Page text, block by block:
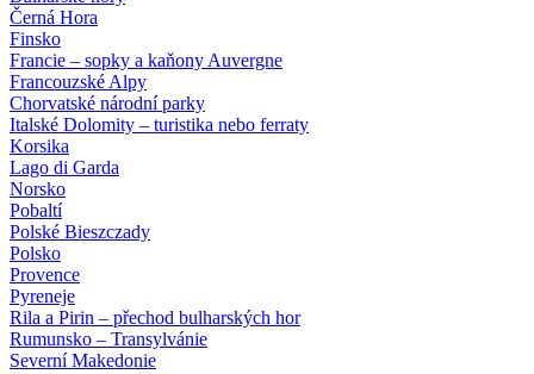
Černá Hora
Finsko
Francie – sopky a kaňony Auvergne
Francouzské Alpy
Chorvatské národní parky
Italské Dolomity – turistika nebo ferraty
Korsika
Lago di Garda
Norsko
Pobaltí
Polské Bieszczady
Polsko
Provence
Pyreneje
Rila a Pirin – přechod bulharských hor
Rumunsko – Transylvánie
Severní Makedonie